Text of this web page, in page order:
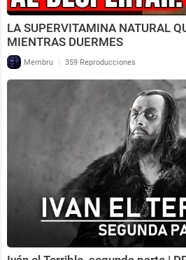
LA SUPERVITAMINA NATURAL
MIENTRAS DUERMES
Membru | 359 Reproducciones